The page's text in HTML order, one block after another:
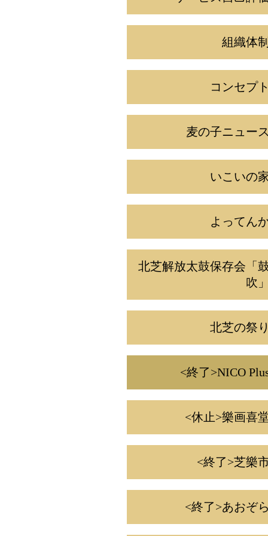
組織体制
コンセプト
麦の子ニュース
いこいの
よってん
北芝解放太鼓保存会「
吹」
北芝の祭り
<終了>NICO
<休止>樂画喜
<終了>芝樂
<終了>あおぞら